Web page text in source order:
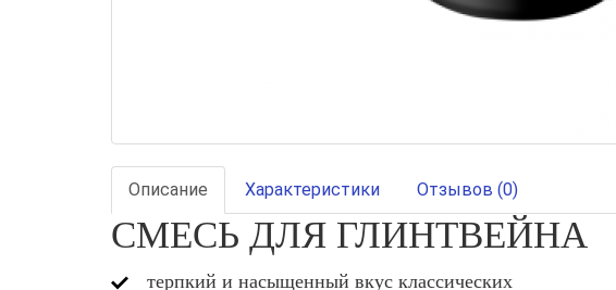
Описание Характеристики Отзывов (0)
СМЕСЬ ДЛЯ ГЛИНТВЕЙНА
терпкий и насыщенный вкус классических